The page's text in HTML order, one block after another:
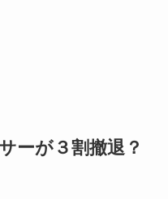
ーが３割撤退？